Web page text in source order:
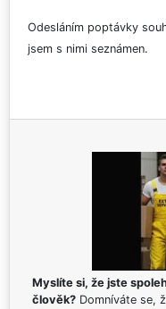
Odesláním poptávky
jsem s nimi seznámen.
Myslíte si, že jste
člověk? Domníváte se,